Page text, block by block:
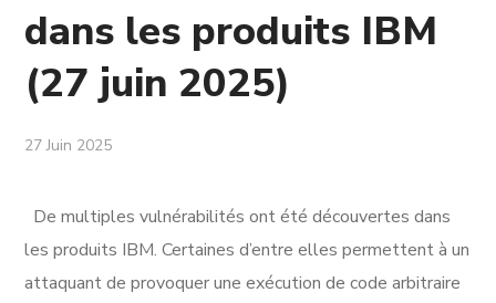
dans les produits IBM
(27 juin 2025)
27 Juin 2025
De multiples vulnérabilités ont été découvertes dans
les produits IBM. Certaines d’entre elles permettent à un
attaquant de provoquer une exécution de code arbitraire